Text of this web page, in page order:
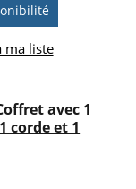
liste
avec 1
corde et 1